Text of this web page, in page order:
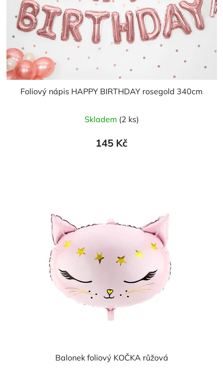
Foliový nápis HAPPY BIRTHDAY rosegold 340cm
Skladem (2 ks)
145 Kč
Balonek foliový KOČKA růžová